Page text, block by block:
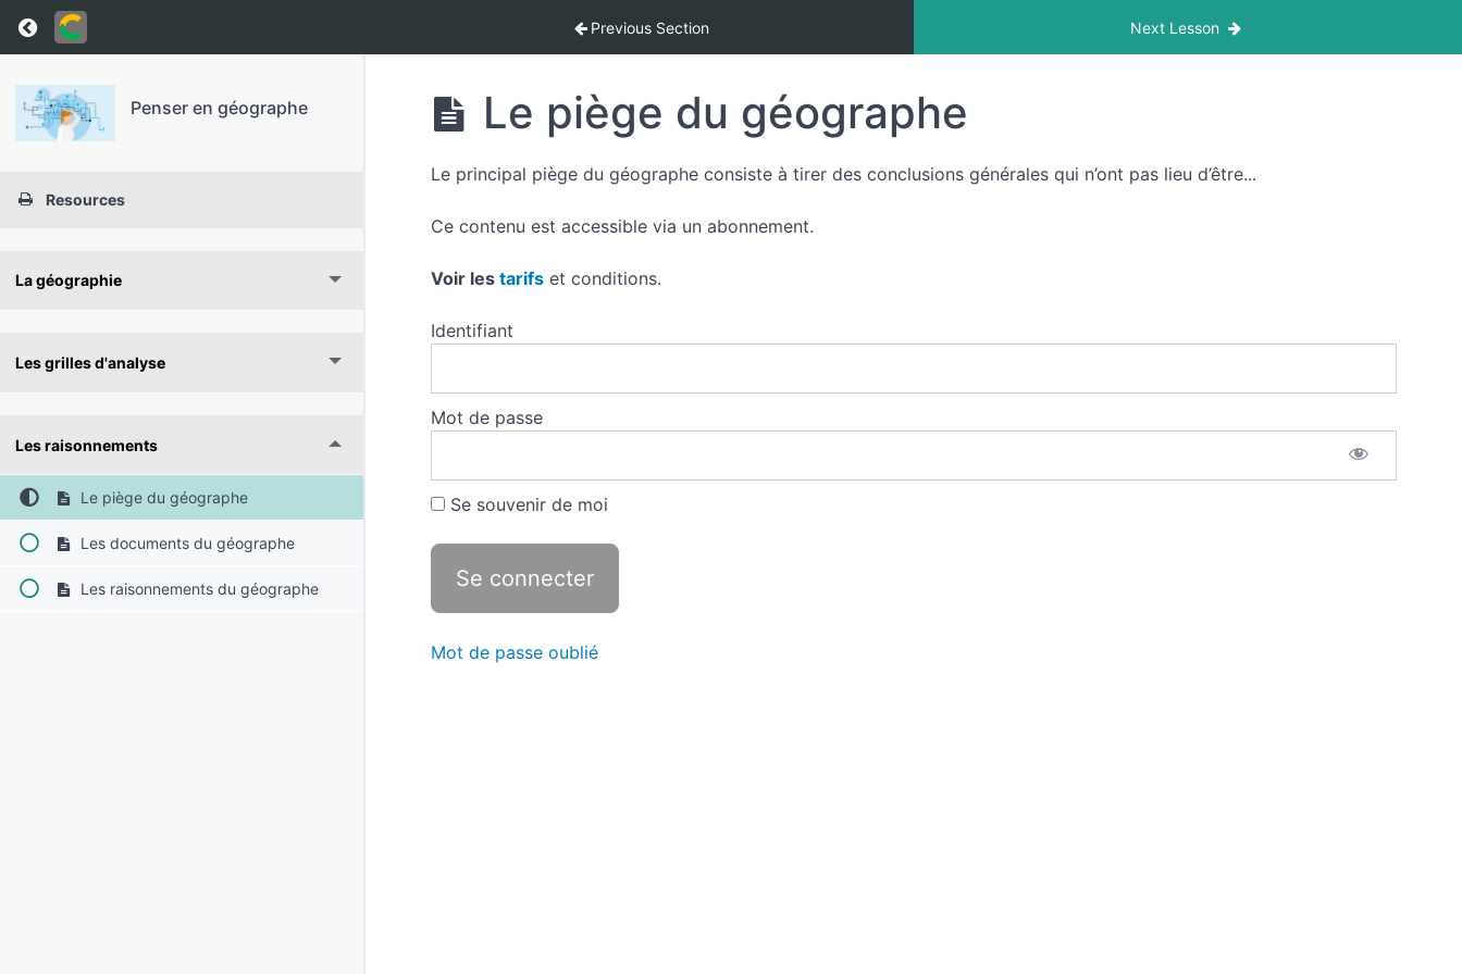
Return to course: Penser en géographe Previous Section Next Lesson
Penser en géographe
Resources
La géographie
Les grilles d'analyse
Les raisonnements
Le piège du géographe
Les documents du géographe
Les raisonnements du géographe
Le piège du géographe
Le principal piège du géographe consiste à tirer des conclusions générales qui n’ont pas lieu d’être...
Ce contenu est accessible via un abonnement.
Voir les tarifs et conditions.
Identifiant
Mot de passe
Se souvenir de moi
Mot de passe oublié